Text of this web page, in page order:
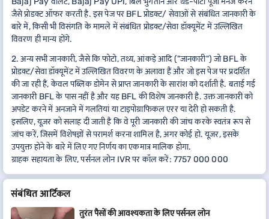
जैसे प्रोडक्ट ऑफर करती है. इस पेज पर BFL प्रोडक्ट/ सेवाओं से संबंधित जानकारी के
बारे में, किसी भी विसंगति के मामले में संबंधित प्रोडक्ट/सेवा डॉक्यूमेंट में उल्लिखित
विवरण ही मान्य होंगे.
2. अन्य सभी जानकारी, जैसे कि फोटो, तथ्य, आंकड़े आदि ("जानकारी") जो BFL के
प्रोडक्ट/सेवा डॉक्यूमेंट में उल्लिखित विवरण के अलावा हैं और जो इस पेज पर प्रदर्शित
की जा रही हैं, केवल पब्लिक डोमेन से प्राप्त जानकारी के सारांश को दर्शाती है. बताई गई
जानकारी BFL के पास नहीं है और यह BFL की विशेष जानकारी है. उक्त जानकारी को
अपडेट करने में अनजाने में गलतियां या टाइपोग्राफिकल एरर या देरी हो सकती है.
इसलिए, यूज़र को सलाह दी जाती है कि वे पूरी जानकारी की जांच करके स्वतंत्र रूप से
जांच करें, जिसमें विशेषज्ञों से परामर्श करना शामिल है, अगर कोई हो. यूज़र, इसके
उपयुक्त होने के बारे में लिए गए निर्णय का एकमात्र मालिक होगा.
ग्राहक सहायता के लिए, पर्सनल लोन IVR पर कॉल करें: 7757 000 000
संबंधित आर्टिकल
तुरंत पैसों की आवश्यकता के लिए पर्सनल लोन